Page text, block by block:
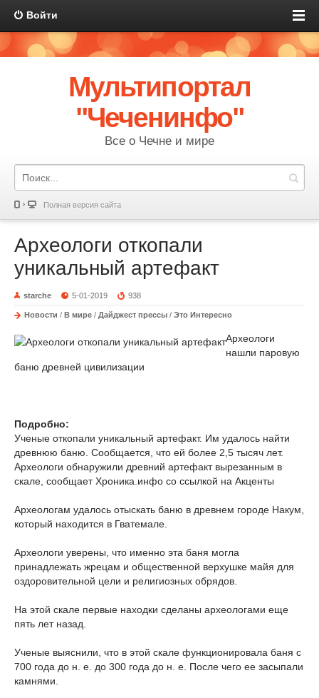
Войти
Мультипортал
"Чеченинфо"
Все о Чечне и мире
Полная версия сайта
Археологи откопали
уникальный артефакт
starche 5-01-2019 938
Новости / В мире / Дайджест прессы / Это Интересно
Археологи
нашли паровую
баню древней цивилизации
Подробно:
Ученые откопали уникальный артефакт. Им удалось найти
древнюю баню. Сообщается, что ей более 2,5 тысяч лет.
Археологи обнаружили древний артефакт вырезанным в
скале, сообщает Хроника.инфо со ссылкой на Акценты
Археологам удалось отыскать баню в древнем городе Накум,
который находится в Гватемале.
Археологи уверены, что именно эта баня могла
принадлежать жрецам и общественной верхушке майя для
оздоровительной цели и религиозных обрядов.
На этой скале первые находки сделаны археологами еще
пять лет назад.
Ученые выяснили, что в этой скале функционировала баня с
700 года до н. е. до 300 года до н. е. После чего ее засыпали
камнями.